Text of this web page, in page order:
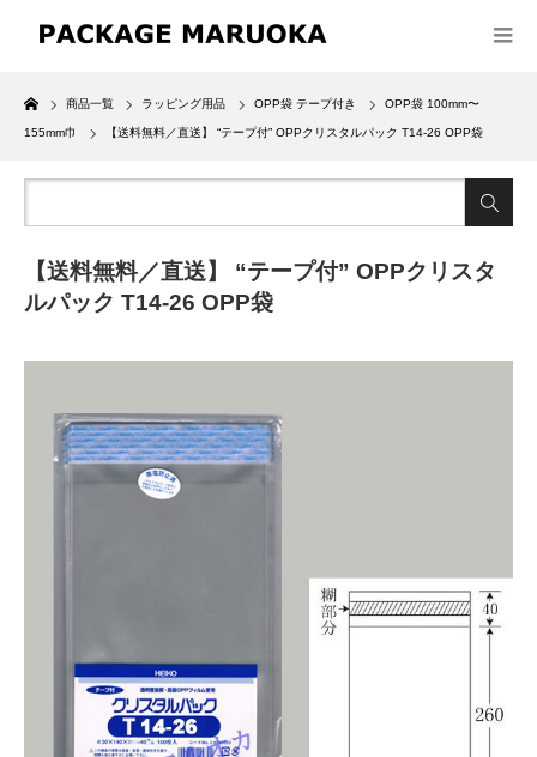
Home
商品一覧 ラッピング用品 OPP袋 テープ付き OPP袋 100mm〜
155mm巾 【送料無料／直送】 “テープ付” OPPクリスタルパック T14-26 OPP袋
【送料無料／直送】 “テープ付” OPPクリスタ
ルパック T14-26 OPP袋